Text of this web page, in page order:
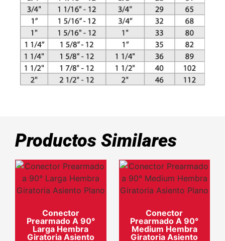
Productos Similares
Conector
Prearmado A 90°
Larga Hembra
Giratoria Asiento
Conector
Prearmado A 90°
Medium Hembra
Giratoria Asiento